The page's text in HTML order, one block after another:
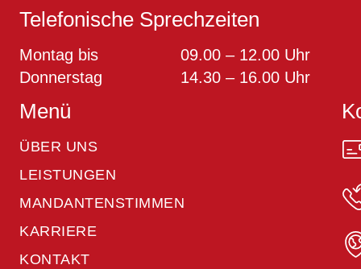
Telefonische Sprechzeiten
Montag bis
Donnerstag
09.00 – 12.00 Uhr
14.30 – 16.00 Uhr
Menü
ÜBER UNS
LEISTUNGEN
MANDANTENSTIMMEN
KARRIERE
KONTAKT